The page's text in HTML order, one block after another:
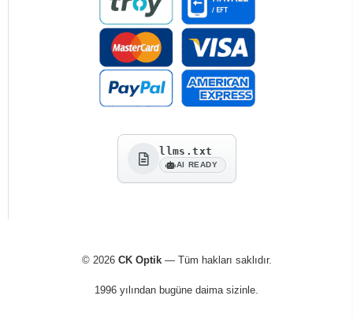
llms.txt
AI READY
© 2026 CK Optik— Tüm hakları saklıdır.
1996 yılından bugüne daima sizinle.